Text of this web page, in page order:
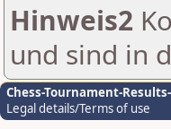
Hinweis2
und sind in
Chess-Tournament-
Legal details/Terms of use